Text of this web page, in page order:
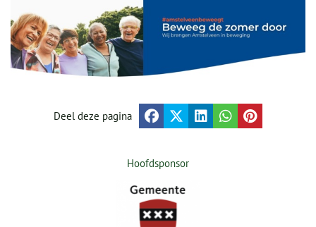
Deel deze pagina
Hoofdsponsor